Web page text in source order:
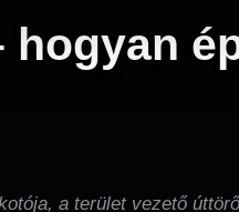
hogyan
a terület vezető